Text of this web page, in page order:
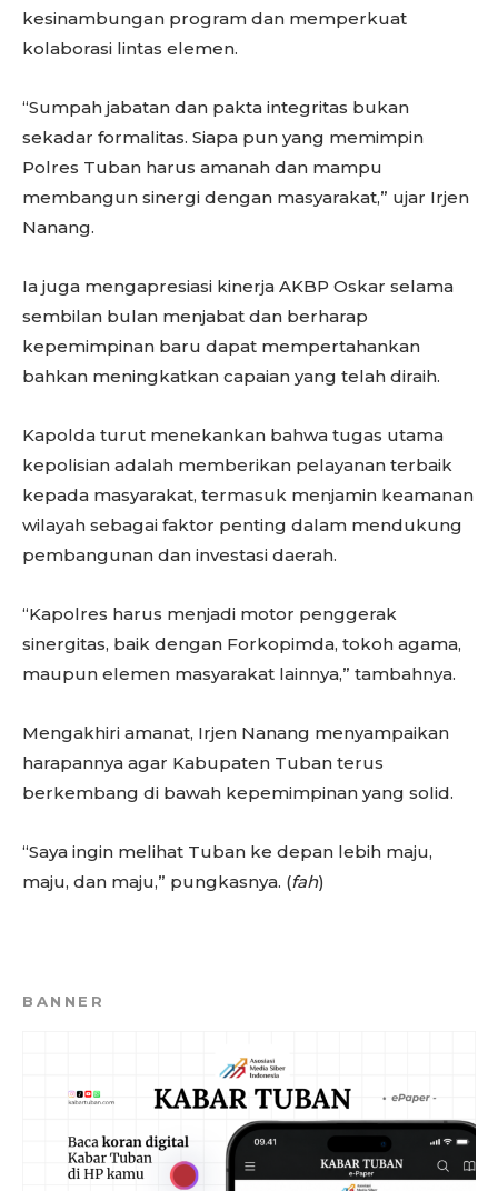
kesinambungan program dan memperkuat
kolaborasi lintas elemen.
“Sumpah jabatan dan pakta integritas bukan
sekadar formalitas. Siapa pun yang memimpin
Polres Tuban harus amanah dan mampu
membangun sinergi dengan masyarakat,” ujar Irjen
Nanang.
Ia juga mengapresiasi kinerja AKBP Oskar selama
sembilan bulan menjabat dan berharap
kepemimpinan baru dapat mempertahankan
bahkan meningkatkan capaian yang telah diraih.
Kapolda turut menekankan bahwa tugas utama
kepolisian adalah memberikan pelayanan terbaik
kepada masyarakat, termasuk menjamin keamanan
wilayah sebagai faktor penting dalam mendukung
pembangunan dan investasi daerah.
“Kapolres harus menjadi motor penggerak
sinergitas, baik dengan Forkopimda, tokoh agama,
maupun elemen masyarakat lainnya,” tambahnya.
Mengakhiri amanat, Irjen Nanang menyampaikan
harapannya agar Kabupaten Tuban terus
berkembang di bawah kepemimpinan yang solid.
“Saya ingin melihat Tuban ke depan lebih maju,
maju, dan maju,” pungkasnya. (fah)
BANNER